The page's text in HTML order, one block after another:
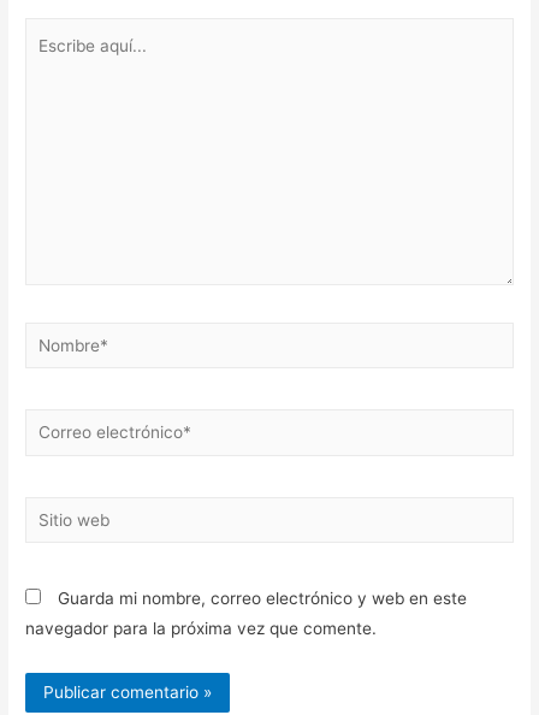
Nombre*
Correo
Sitio
Guarda mi nombre, correo electrónico y web en este
navegador para la próxima vez que comente.